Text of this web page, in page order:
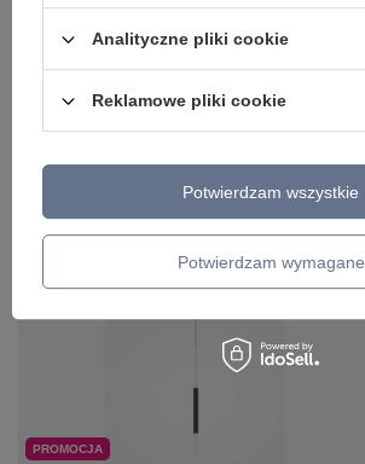
ZOBACZ RÓWNIEŻ
PROMOCJA
Analityczne pliki cookie
Reklamowe pliki cookie
Potwierdzam wymagane
Potwierdzam wszystkie